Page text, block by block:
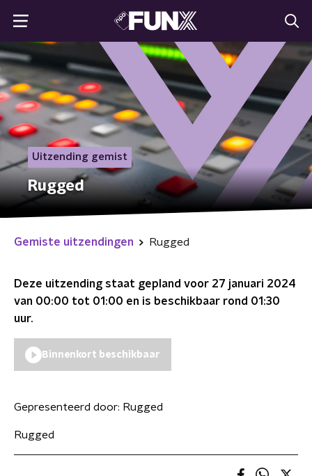
Uitzending gemist
Rugged
Gemiste uitzendingen Rugged
Deze uitzending staat gepland voor 27 januari 2024
van 00:00 tot 01:00 en is beschikbaar rond 01:30
uur.
Binnenkort beschikbaar
Gepresenteerd door: Rugged
Rugged